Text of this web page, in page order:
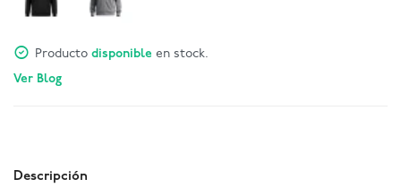
Producto disponible en stock.
Ver Blog
Descripción